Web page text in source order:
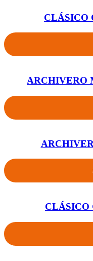
CLÁSICO
ARCHIVERO
CLÁSICO